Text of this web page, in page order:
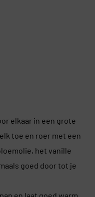
elkaar in een grote
toe en roer met een
het vanille
goed door tot je